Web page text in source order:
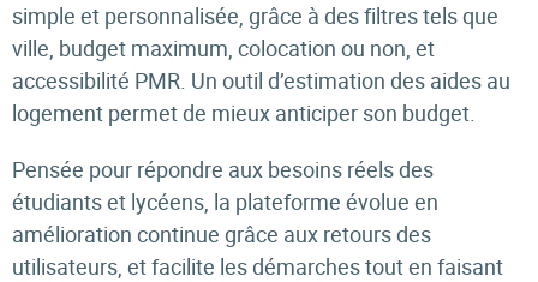
simple et personnalisée, grâce à des filtres tels que
ville, budget maximum, colocation ou non, et
accessibilité PMR. Un outil d’estimation des aides au
logement permet de mieux anticiper son budget.
Pensée pour répondre aux besoins réels des
étudiants et lycéens, la plateforme évolue en
amélioration continue grâce aux retours des
utilisateurs, et facilite les démarches tout en faisant